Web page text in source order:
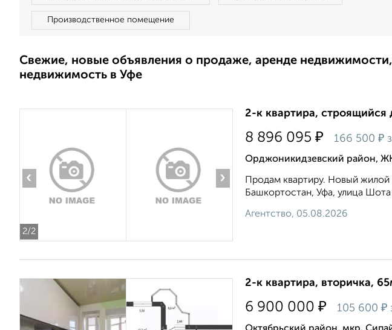
Производственное помещение
Свежие, новые объявления о продаже, аренде
недвижимость в Уфе
2/2
‹ ›
2-к квартира, строящийся
8 896 095 ₽ 166 500 ₽
Орджоникидзевский район,
Продам квартиру. Новый жилой
Башкортостан, Уфа, улица Шота
Агентство, 05.08.2026
2-к квартира, вторичка,
6 900 000 ₽ 105 600 ₽